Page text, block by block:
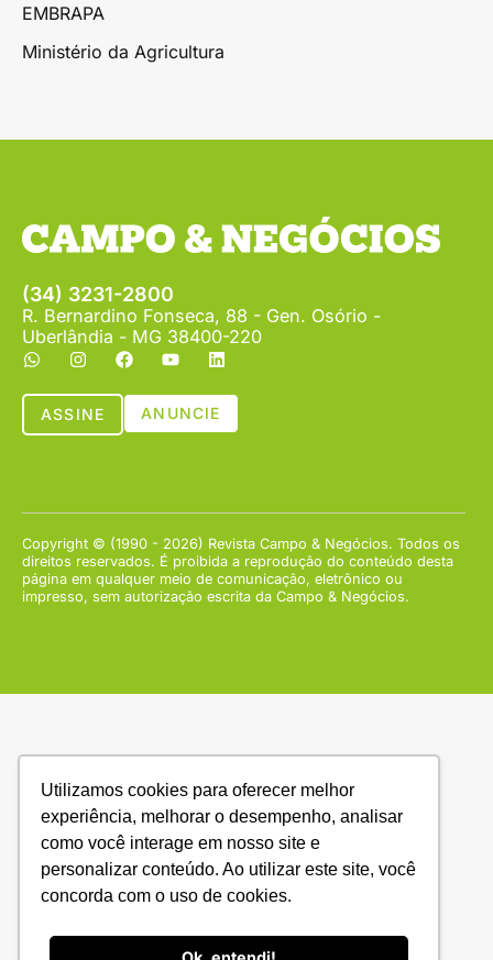
Utilizamos cookies para oferecer melhor
experiência, melhorar o desempenho, analisar
como você interage em nosso site e
personalizar conteúdo. Ao utilizar este site, você
concorda com o uso de cookies.
EMBRAPA
Ministério da Agricultura
(34) 3231-2800
R. Bernardino Fonseca, 88 - Gen. Osório -
Uberlândia - MG 38400-220
ASSINE ANUNCIE
Copyright © (1990 - 2026) Revista Campo & Negócios. Todos os
direitos reservados. É proibida a reprodução do conteúdo desta
página em qualquer meio de comunicação, eletrônico ou
impresso, sem autorização escrita da Campo & Negócios.